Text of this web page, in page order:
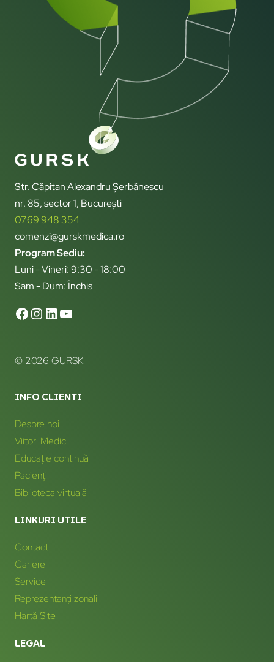
Str. Căpitan Alexandru Șerbănescu
nr. 85, sector 1, București
0769 948 354
comenzi@gurskmedica.ro
Program Sediu:
Luni - Vineri: 9:30 - 18:00
Sam - Dum: Închis
© 2026 GURSK
INFO CLIENTI
Despre noi
Viitori Medici
Educație continuă
Pacienți
Biblioteca virtuală
LINKURI UTILE
Contact
Cariere
Service
Reprezentanți zonali
Hartă Site
LEGAL